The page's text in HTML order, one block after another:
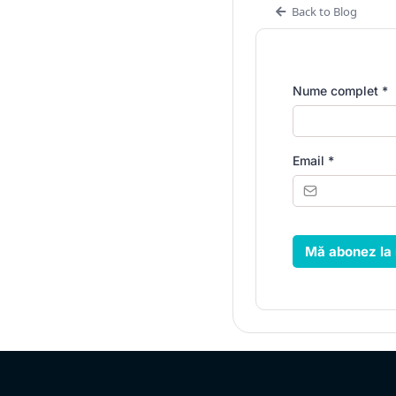
Back to Blog
Nume complet *
Email *
Mă abonez